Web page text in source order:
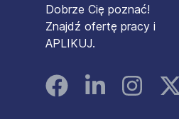
Dobrze Cię poznać!
Znajdź ofertę pracy i
APLIKUJ.
FacebookLinked InInstagram